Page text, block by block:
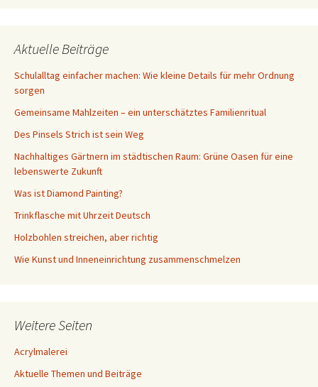
Aktuelle Beiträge
Schulalltag einfacher machen: Wie kleine Details für mehr Ordnung
sorgen
Gemeinsame Mahlzeiten – ein unterschätztes Familienritual
Des Pinsels Strich ist sein Weg
Nachhaltiges Gärtnern im städtischen Raum: Grüne Oasen für eine
lebenswerte Zukunft
Was ist Diamond Painting?
Trinkflasche mit Uhrzeit Deutsch
Holzbohlen streichen, aber richtig
Wie Kunst und Inneneinrichtung zusammenschmelzen
Weitere Seiten
Acrylmalerei
Aktuelle Themen und Beiträge